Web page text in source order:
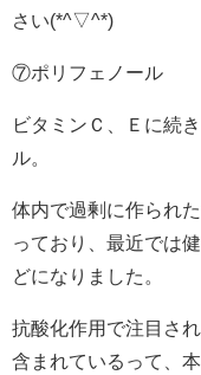
さい(*^▽^*)
⑦ポリフェノール
ビタミンＣ、Ｅに続
ル。
体内で過剰に作られ
っており、最近では
どになりました。
抗酸化作用で注目さ
含まれているって、